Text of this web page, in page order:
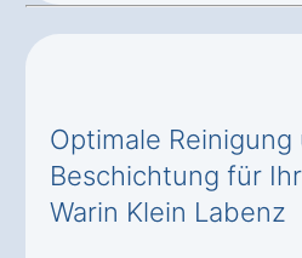
Optimale Reinigung
Beschichtung für
Warin Klein Labenz